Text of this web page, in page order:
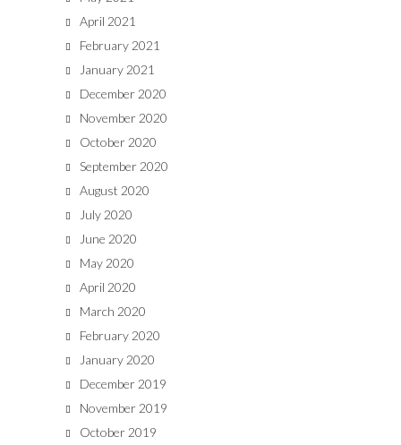
April 2021
February 2021
January 2021
December 2020
November 2020
October 2020
September 2020
August 2020
July 2020
June 2020
May 2020
April 2020
March 2020
February 2020
January 2020
December 2019
November 2019
October 2019